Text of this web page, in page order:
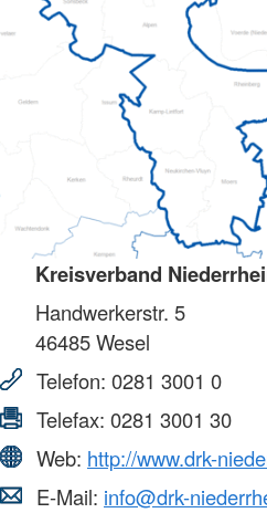
Kreisverband
Handwerkerstr. 5
46485Wesel
Telefon: 0281 3001 0
Telefax: 0281 3001 30
Web: http://www.drk-
E-Mail: info@drk-